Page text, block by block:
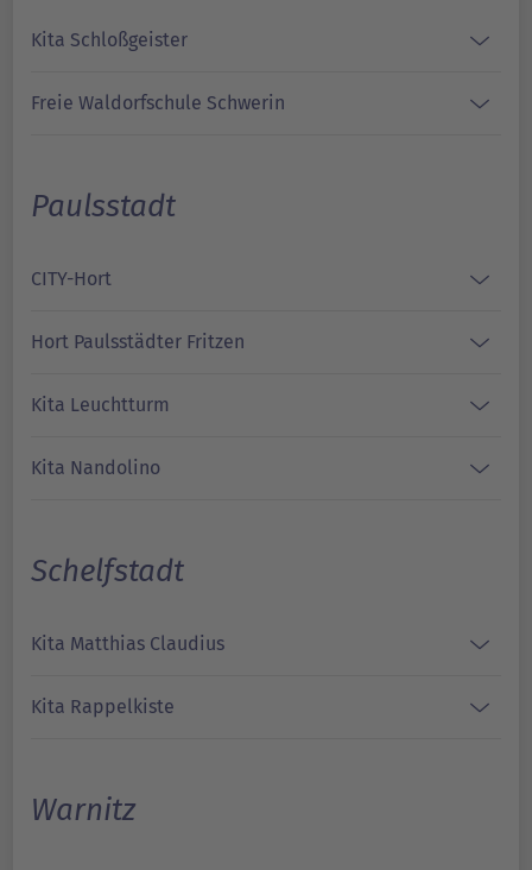
Kita Schloßgeister
Freie Waldorfschule Schwerin
Paulsstadt
CITY-Hort
Hort Paulsstädter Fritzen
Kita Leuchtturm
Kita Nandolino
Schelfstadt
Kita Matthias Claudius
Kita Rappelkiste
Warnitz